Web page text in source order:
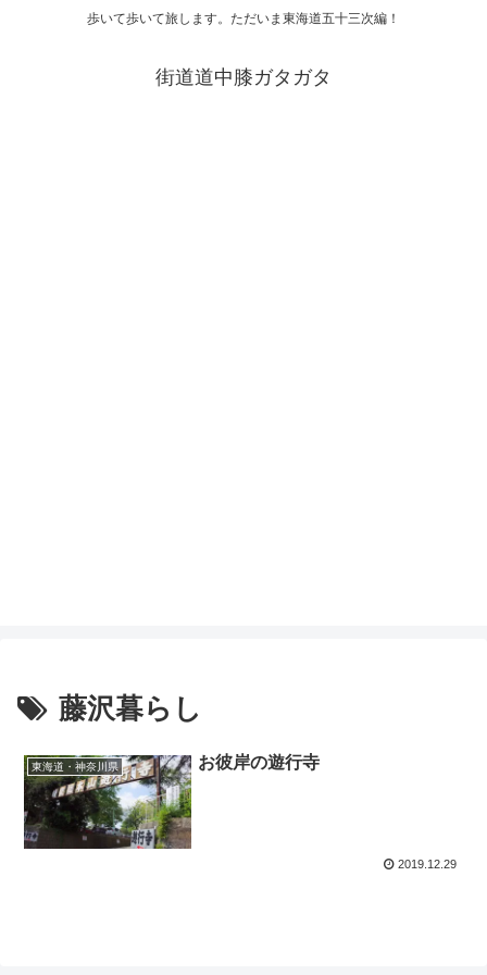
歩いて歩いて旅します。ただいま東海道五十三次編！
街道道中膝ガタガタ
藤沢暮らし
東海道・神奈川県 お彼岸の遊行寺
2019.12.29